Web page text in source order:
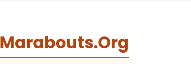
Marabouts.Org